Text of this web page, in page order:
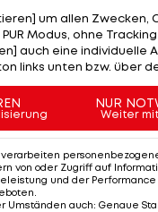
um allen
PUR Modus, ohne
auch eine individuelle
links unten bzw. über
NUR
Weiter
verarbeiten
von oder Zugriff auf
und der
Umständen auch: Genaue